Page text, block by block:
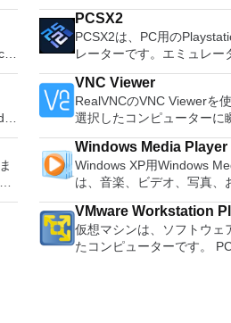
PCSX2
PCSX2は、PC用の
レーターです。エミュレー
は、プレイ可能なすべての
80％以上を誇っています。
コンピューターを所有して
PCSX2は優れたエミュレ
また、このアプリケーショ
ドコンピューターのサポー
ため、Playstation 2コンソ
の所有者は、PCで動作す
ることができます。 PCSX2エミュレー
ターを使用すると、PS2コ
を使用して、本物のプレイ
体験をシミュレートできま
VNC Viewer
RealVNCのVNC Viewerを使
選択したコンピューターに
トアクセスできます。
PC、またはLinuxマシン、
からでも。 VNC Viewerを
コンピューターのデスクト
たり、コンピューターの前
いるかのようにマウスとキ
御したりできます。 VNC Viewerは、イ
ンストールと使用が簡単で
び
Windows Media Player
Windows XP用Windows
は、音楽、ビデオ、写真、
たテレビ番組などすべてを
む最適な機能を搭載してい
生、表示、外出先で楽しむ
ブル デバイスとの同期、
VMware Workstation
仮想マシンは、ソフトウェ
たコンピューターです。